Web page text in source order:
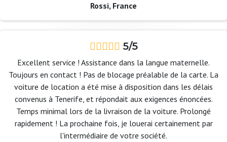
Rossi, France
5/5
Excellent service ! Assistance dans la langue maternelle.
Toujours en contact ! Pas de blocage préalable de la carte. La
voiture de location a été mise à disposition dans les délais
convenus à Tenerife, et répondait aux exigences énoncées.
Temps minimal lors de la livraison de la voiture. Prolongé
rapidement ! La prochaine fois, je louerai certainement par
l'intermédiaire de votre société.